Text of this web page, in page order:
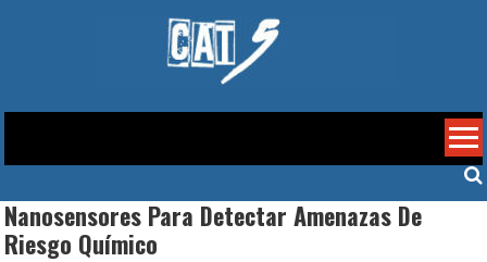
Cat 5
Nanosensores Para Detectar Amenazas De
Riesgo Químico